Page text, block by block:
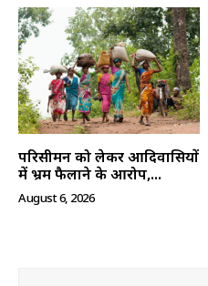
परिसीमन को लेकर आदिवासियों
में भ्रम फैलाने के आरोप,...
August 6, 2026